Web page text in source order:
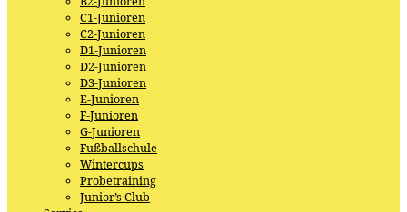
C1-Junioren
C2-Junioren
D1-Junioren
D2-Junioren
D3-Junioren
E-Junioren
F-Junioren
G-Junioren
Fußballschule
Wintercups
Probetraining
Junior’s Club